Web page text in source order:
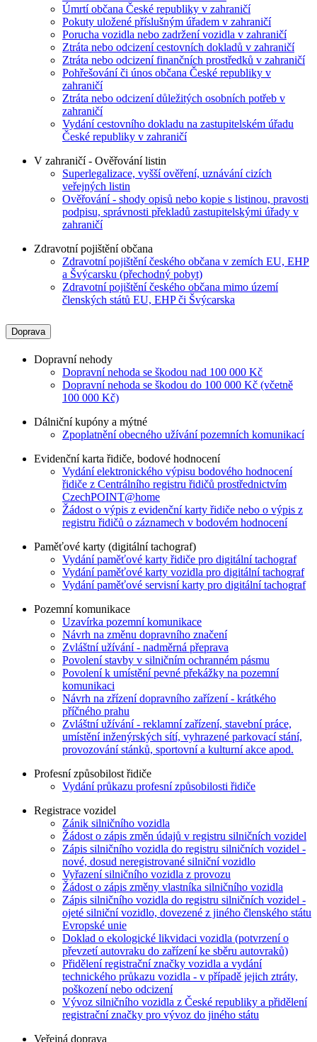
Úmrtí občana České republiky v zahraničí
Pokuty uložené příslušným úřadem v zahraničí
Porucha vozidla nebo zadržení vozidla v zahraničí
Ztráta nebo odcizení cestovních dokladů v zahraničí
Ztráta nebo odcizení finančních prostředků v zahraničí
Pohřešování či únos občana České republiky v
zahraničí
Ztráta nebo odcizení důležitých osobních potřeb v
zahraničí
Vydání cestovního dokladu na zastupitelském úřadu
České republiky v zahraničí
V zahraničí - Ověřování listin
Superlegalizace, vyšší ověření, uznávání cizích
veřejných listin
Ověřování - shody opisů nebo kopie s listinou, pravosti
podpisu, správnosti překladů zastupitelskými úřady v
zahraničí
Zdravotní pojištění občana
Zdravotní pojištění českého občana v zemích EU, EHP
a Švýcarsku (přechodný pobyt)
Zdravotní pojištění českého občana mimo území
členských států EU, EHP či Švýcarska
Doprava
Dopravní nehody
Dopravní nehoda se škodou nad 100 000 Kč
Dopravní nehoda se škodou do 100 000 Kč (včetně
100 000 Kč)
Dálniční kupóny a mýtné
Zpoplatnění obecného užívání pozemních komunikací
Evidenční karta řidiče, bodové hodnocení
Vydání elektronického výpisu bodového hodnocení
řidiče z Centrálního registru řidičů prostřednictvím
CzechPOINT@home
Žádost o výpis z evidenční karty řidiče nebo o výpis z
registru řidičů o záznamech v bodovém hodnocení
Paměťové karty (digitální tachograf)
Vydání paměťové karty řidiče pro digitální tachograf
Vydání paměťové karty vozidla pro digitální tachograf
Vydání paměťové servisní karty pro digitální tachograf
Pozemní komunikace
Uzavírka pozemní komunikace
Návrh na změnu dopravního značení
Zvláštní užívání - nadměrná přeprava
Povolení stavby v silničním ochranném pásmu
Povolení k umístění pevné překážky na pozemní
komunikaci
Návrh na zřízení dopravního zařízení - krátkého
příčného prahu
Zvláštní užívání - reklamní zařízení, stavební práce,
umístění inženýrských sítí, vyhrazené parkovací stání,
provozování stánků, sportovní a kulturní akce apod.
Profesní způsobilost řidiče
Vydání průkazu profesní způsobilosti řidiče
Registrace vozidel
Zánik silničního vozidla
Žádost o zápis změn údajů v registru silničních vozidel
Zápis silničního vozidla do registru silničních vozidel -
nové, dosud neregistrované silniční vozidlo
Vyřazení silničního vozidla z provozu
Žádost o zápis změny vlastníka silničního vozidla
Zápis silničního vozidla do registru silničních vozidel -
ojeté silniční vozidlo, dovezené z jiného členského státu
Evropské unie
Doklad o ekologické likvidaci vozidla (potvrzení o
převzetí autovraku do zařízení ke sběru autovraků)
Přidělení registrační značky vozidla a vydání
technického průkazu vozidla - v případě jejich ztráty,
poškození nebo odcizení
Vývoz silničního vozidla z České republiky a přidělení
registrační značky pro vývoz do jiného státu
Veřejná doprava